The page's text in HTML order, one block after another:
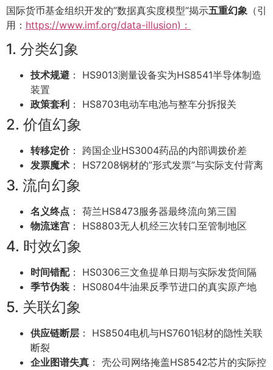
国际货币基金组织开发的”数据真实度模型”揭示五重幻象 （引
用： https://www.imf.org/data-illusion)：
1. 分类幻象
技术规避 ： HS9013测量设备实为HS8541半导体制造
装置
政策套利 ： HS8703电动车电池与整车分拆报关
2. 价值幻象
转移定价： 跨国企业HS3004药品的内部调拨价差
发票魔术 ： HS7208钢材的”形式发票”与实际支付背离
3. 流向幻象
名义终点 ： 荷兰HS8473服务器最终流向第三国
物流迷宫 ： HS8803无人机经三次转口至管制地区
4. 时效幻象
时间错配： HS0306三文鱼提单日期与实际发货间隔
季节伪装 ： HS0804牛油果反季节进口的真实原产地
5. 关联幻象
供应链断层 ： HS8504电机与HS7601铝材的隐性关联
断裂
企业图谱失真 ： 壳公司网络掩盖HS8542芯片的实际控